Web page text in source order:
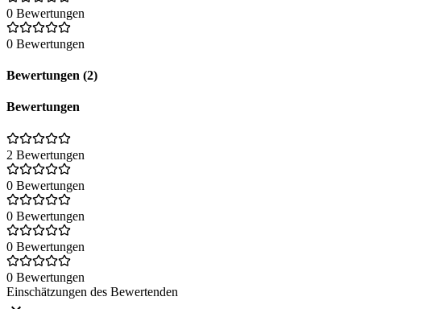
0 Bewertungen
0 Bewertungen
Bewertungen (2)
Bewertungen
2 Bewertungen
0 Bewertungen
0 Bewertungen
0 Bewertungen
0 Bewertungen
Einschätzungen des Bewertenden